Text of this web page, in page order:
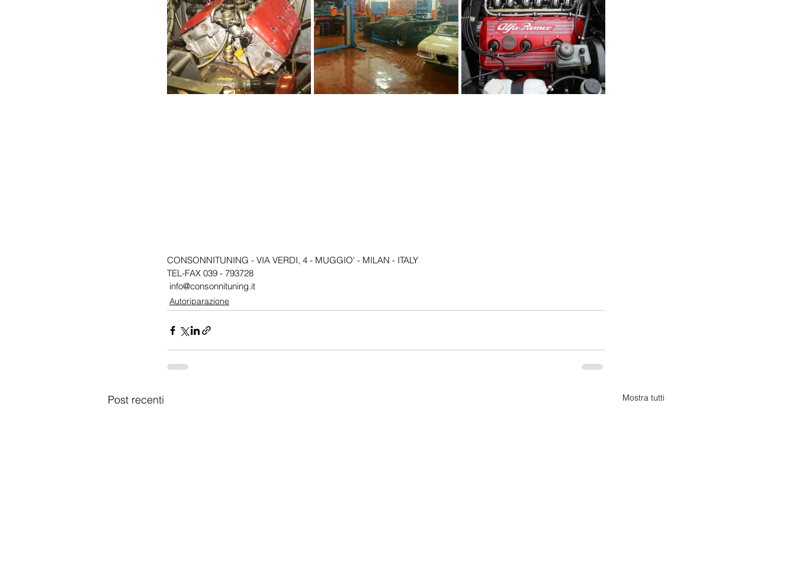
CONSONNITUNING - VIA VERDI, 4 - MUGGIO' - MILAN - ITALY
TEL-FAX 039 - 793728
info@consonnituning.it
Autoriparazione
Post recenti Mostra tutti